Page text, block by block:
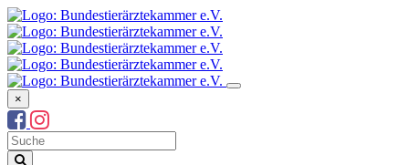
×
Suchbegriff